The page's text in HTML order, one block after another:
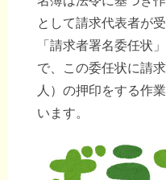
として請求代表者が
「請求者署名委任状
で、この委任状に請
人）の押印をする作
います。